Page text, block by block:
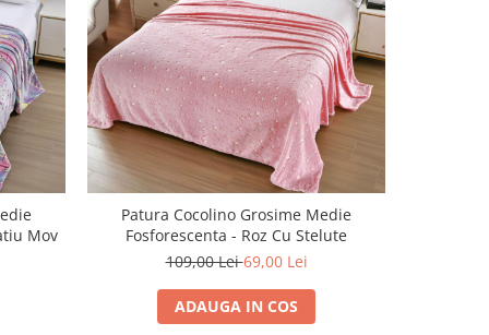
Mov
Patura Cocolino Grosime Medie
Fosforescenta - Roz Cu Stelute
109,00 Lei69,00 Lei
ADAUGA IN COS